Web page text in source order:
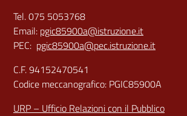
Tel. 075 5053768
Email: pgic85900a@istruzione.it
PEC: pgic85900a@pec.istruzione.it
C.F. 94152470541
Codice meccanografico: PGIC85900A
URP – Ufficio Relazioni con il Pubblico